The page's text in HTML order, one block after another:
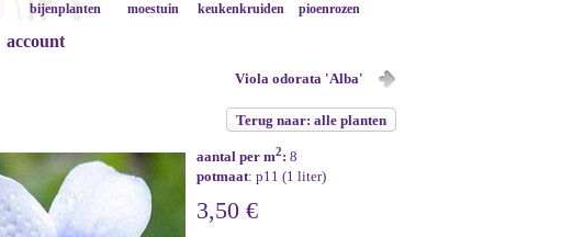
bijenplanten moestuin keukenkruiden pioenrozen
account
Viola odorata 'Alba'
Terug naar: alle planten
aantal per m2: 8
potmaat: p11 (1 liter)
3,50 €